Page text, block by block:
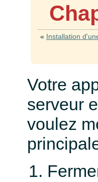
« Installation
Votre
serveur
voulez